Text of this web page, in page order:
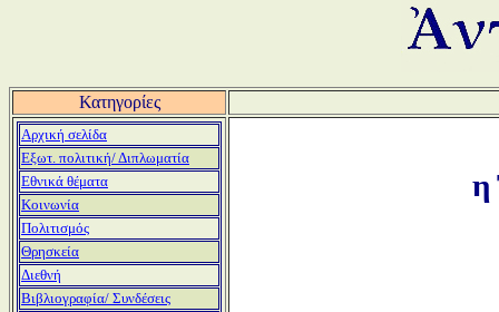
Κατηγορίες
Αρχική σελίδα
Εξωτ. πολιτική/ Διπλωματία
Εθνικά θέματα
Κοινωνία
Πολιτισμός
Θρησκεία
Διεθνή
Βιβλιογραφία/ Συνδέσεις
η